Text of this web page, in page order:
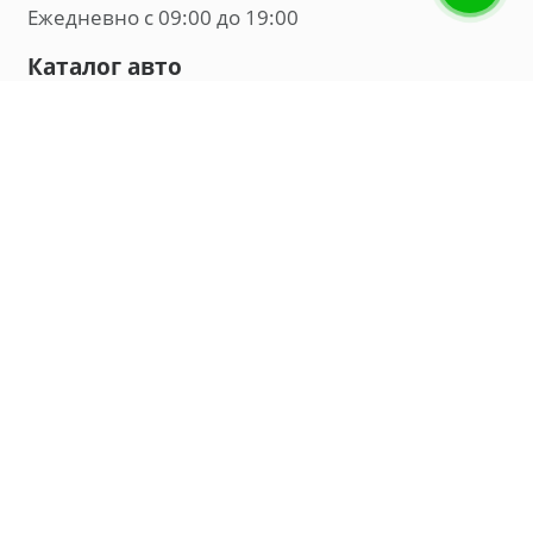
Ежедневно с 09:00 до 19:00
Каталог авто